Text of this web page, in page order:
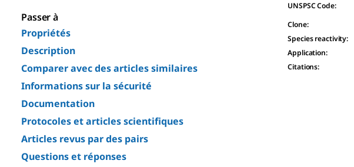
Passer à
Propriétés
Description
Comparer avec des articles similaires
Informations sur la sécurité
Documentation
Protocoles et articles scientifiques
Articles revus par des pairs
Questions et réponses
UNSPSC Code:
Clone:
Species reactivity:
Application:
Citations: